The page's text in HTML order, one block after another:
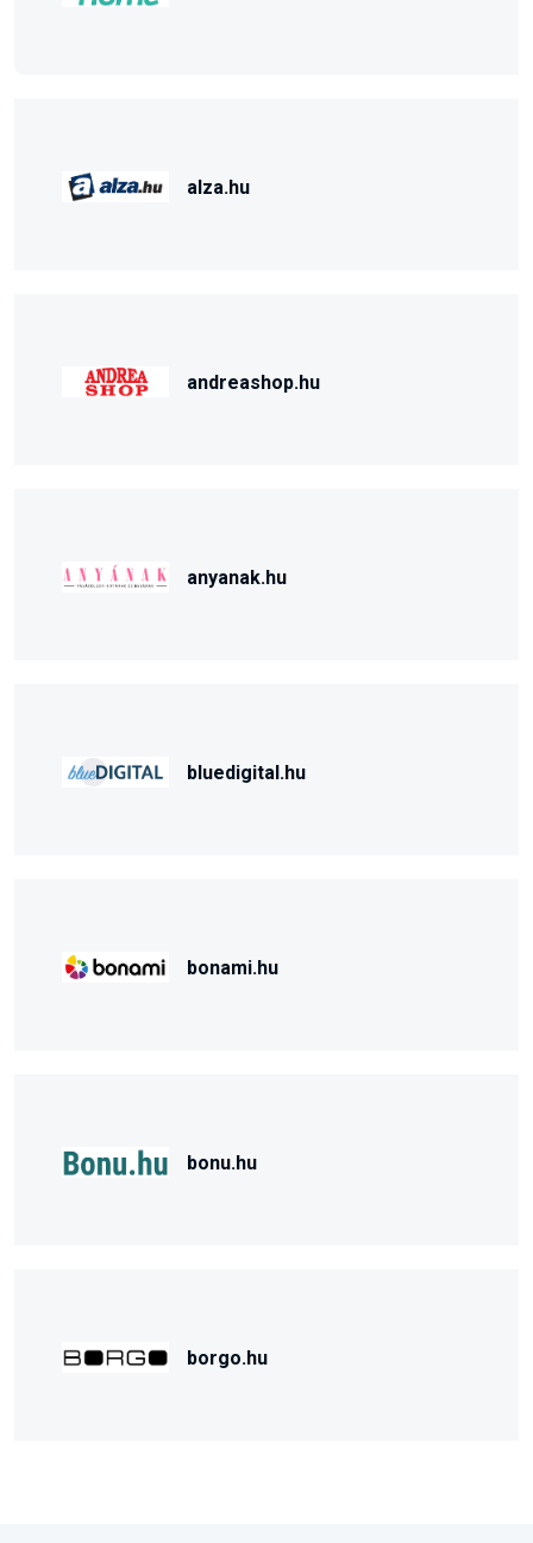
alza.hu
andreashop.hu
anyanak.hu
bluedigital.hu
bonami.hu
bonu.hu
borgo.hu